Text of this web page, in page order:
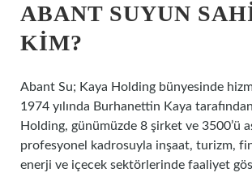
ABANT SUYUN
KIM?
Abant Su; Kaya Holding bünyesinde
1974 yılında Burhanettin Kaya
Holding, günümüzde 8 şirket ve 3500’ü
profesyonel kadrosuyla inşaat, turizm,
enerji ve içecek sektörlerinde faaliyet